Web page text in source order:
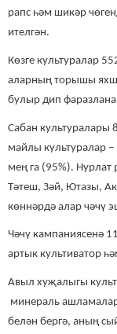
рапс һәм шикәр
ителгән.
Көзге культуралар
аларның торышы
булыр дип
Сабан культуралары
майлы культуралар
мең га (95%).
Тәтеш, Зәй, Ютазы,
көннәрдә алар чәчү
Чәчү кампаниясенә
артык культиватор
Авыл хуҗалыгы
минераль
белән бергә, аның